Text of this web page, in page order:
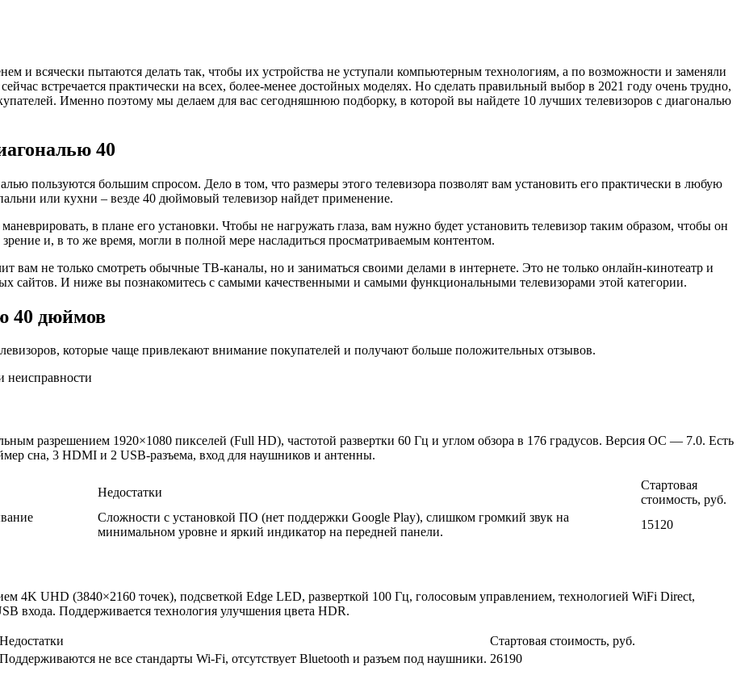
и всячески пытаются делать так, чтобы их устройства не уступали компьютерным технологиям, а по возможности и заменяли
встречается практически на всех, более-менее достойных моделях. Но сделать правильный выбор в 2021 году очень трудно,
Именно поэтому мы делаем для вас сегодняшнюю подборку, в которой вы найдете 10 лучших телевизоров с диагональю
40
пользуются большим спросом. Дело в том, что размеры этого телевизора позволят вам установить его практически в любую
или кухни – везде 40 дюймовый телевизор найдет применение.
в плане его установки. Чтобы не нагружать глаза, вам нужно будет установить телевизор таким образом, чтобы он
и, в то же время, могли в полной мере насладиться просматриваемым контентом.
вам не только смотреть обычные ТВ-каналы, но и заниматься своими делами в интернете. Это не только онлайн-кинотеатр и
сайтов. И ниже вы познакомитесь с самыми качественными и самыми функциональными телевизорами этой категории.
40 дюймов
которые чаще привлекают внимание покупателей и получают больше положительных отзывов.
неисправности
разрешением 1920×1080 пикселей (Full HD), частотой развертки 60 Гц и углом обзора в 176 градусов. Версия ОС — 7.0. Есть
сна, 3 HDMI и 2 USB-разъема, вход для наушников и антенны.
Недостатки
Стартовая
стоимость, руб.
Сложности с установкой ПО (нет поддержки Google Play), слишком громкий звук на
минимальном уровне и яркий индикатор на передней панели.
15120
4K UHD (3840×2160 точек), подсветкой Edge LED, разверткой 100 Гц, голосовым управлением, технологией WiFi Direct,
Поддерживается технология улучшения цвета HDR.
Недостатки
Стартовая стоимость, руб.
Поддерживаются не все стандарты Wi-Fi, отсутствует Bluetooth и разъем под наушники. 26190